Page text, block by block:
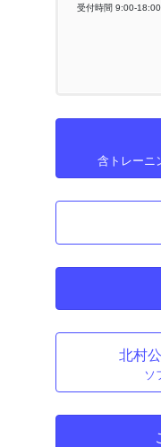
受付時間 9:00-
含トレーニ
北村
ソ